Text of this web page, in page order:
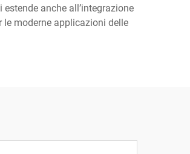
anche all’integrazione
moderne applicazioni delle